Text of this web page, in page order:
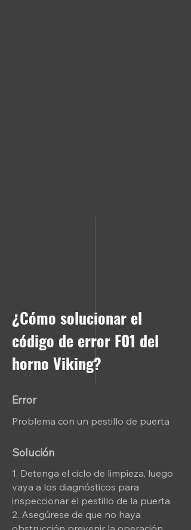
¿Cómo solucionar el
código de error F01 del
horno Viking?
Error
Problema con un pestillo de puerta
Solución
1. Detenga el ciclo de limpieza, luego
vaya a los diagnósticos para
inspeccionar el pestillo de la puerta
2. Asegúrese de que no haya